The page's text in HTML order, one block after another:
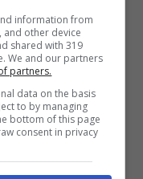
non so voi
ed
nessun altro
per dire, ma
information from
and other device
shared with 319
We and our partners
partners.
data on the basis
to by managing
bottom of this page
consent in privacy